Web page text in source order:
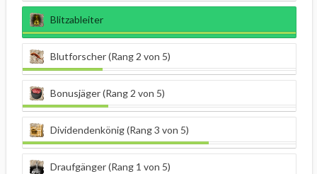
Blitzableiter
Blutforscher (Rang 2 von 5)
Bonusjäger (Rang 2 von 5)
Dividendenkönig (Rang 3 von 5)
Draufgänger (Rang 1 von 5)